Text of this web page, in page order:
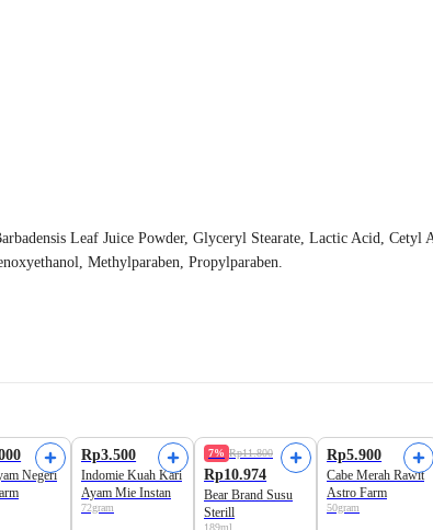
Leaf Juice Powder, Glyceryl Stearate, Lactic Acid,
Methylparaben, Propylparaben.
Negeri
Rp3.500
Indomie Kuah Kari
Ayam Mie Instan
72gram
7% Rp11.800
Rp10.974
Bear Brand Susu
Sterill
189ml
Rp5.900
Cabe Merah Rawit
Astro Farm
50gram